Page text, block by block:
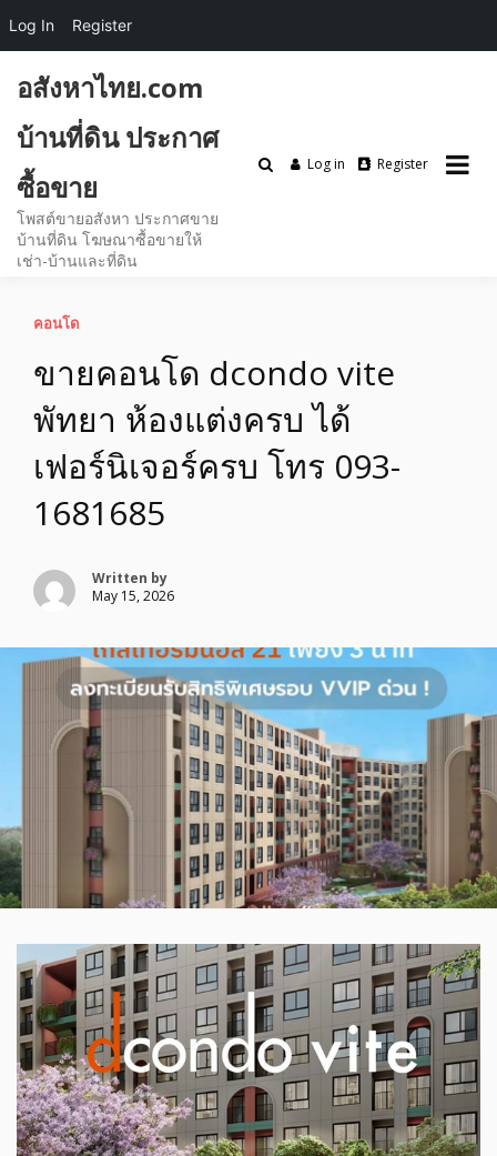
content
อสังหาไทย.com
บ้านที่ดิน ประกาศ
ซื้อขาย
โพสต์ขายอสังหา ประกาศขาย
บ้านที่ดิน โฆษณาซื้อขายให้
เช่า-บ้านและที่ดิน
Log in Register
คอนโด
ขายคอนโด dcondo vite
พัทยา ห้องแต่งครบ ได้
เฟอร์นิเจอร์ครบ โทร 093-
1681685
Written by
May 15, 2026
Log In Register